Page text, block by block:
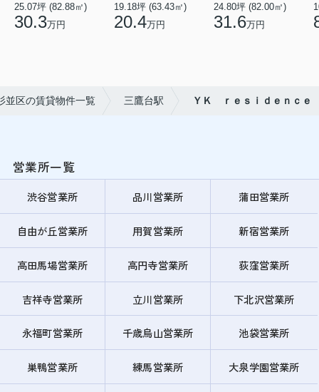
25.07坪 (82.88㎡)
30.3万円
19.18坪 (63.43㎡)
20.4万円
24.80坪 (82.00㎡)
31.6万円
並区の賃貸物件一覧 三鷹台駅 ＹＫ ｒｅｓｉｄｅｎｃｅ
営業所一覧
渋谷営業所 品川営業所 蒲田営業所
自由が丘営業所 用賀営業所 新宿営業所
高田馬場営業所 高円寺営業所 荻窪営業所
吉祥寺営業所 立川営業所 下北沢営業所
永福町営業所 千歳烏山営業所 池袋営業所
巣鴨営業所 練馬営業所 大泉学園営業所